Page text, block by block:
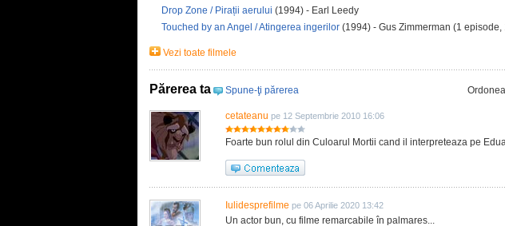
Drop Zone / Pirații aerului (1994) - Earl Leedy
Touched by an Angel / Atingerea ingerilor (1994) - Gus Zimmerman (1 episode,
Vezi toate filmele
Părerea ta Spune-ţi părerea
cetateanu pe 12 Septembrie 2010 16:06
Foarte bun rolul din Culoarul Mortii cand il interpreteaza pe
Iulidesprefilme pe 06 Aprilie 2020 13:42
Un actor bun, cu filme remarcabile în palmares...